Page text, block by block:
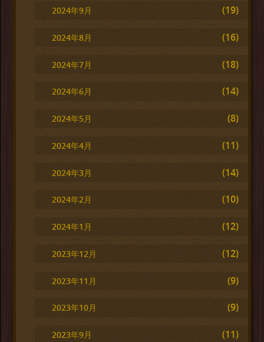
2024年9月 (19)
2024年8月 (16)
2024年7月 (18)
2024年6月 (14)
2024年5月 (8)
2024年4月 (11)
2024年3月 (14)
2024年2月 (10)
2024年1月 (12)
2023年12月 (12)
2023年11月 (9)
2023年10月 (9)
2023年9月 (11)